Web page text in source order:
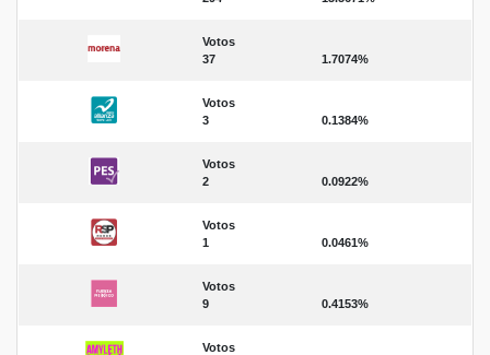
Votos
37
1.7074%
Votos
3
0.1384%
Votos
2
0.0922%
Votos
1
0.0461%
Votos
9
0.4153%
Votos